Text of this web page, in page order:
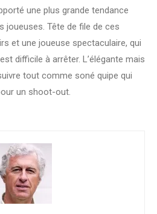
une plus grande tendance
joueuses. Tête de file de ces
et une joueuse spectaculaire, qui
difficile à arrêter. L’élégante mais
tout comme soné quipe qui
un shoot-out.